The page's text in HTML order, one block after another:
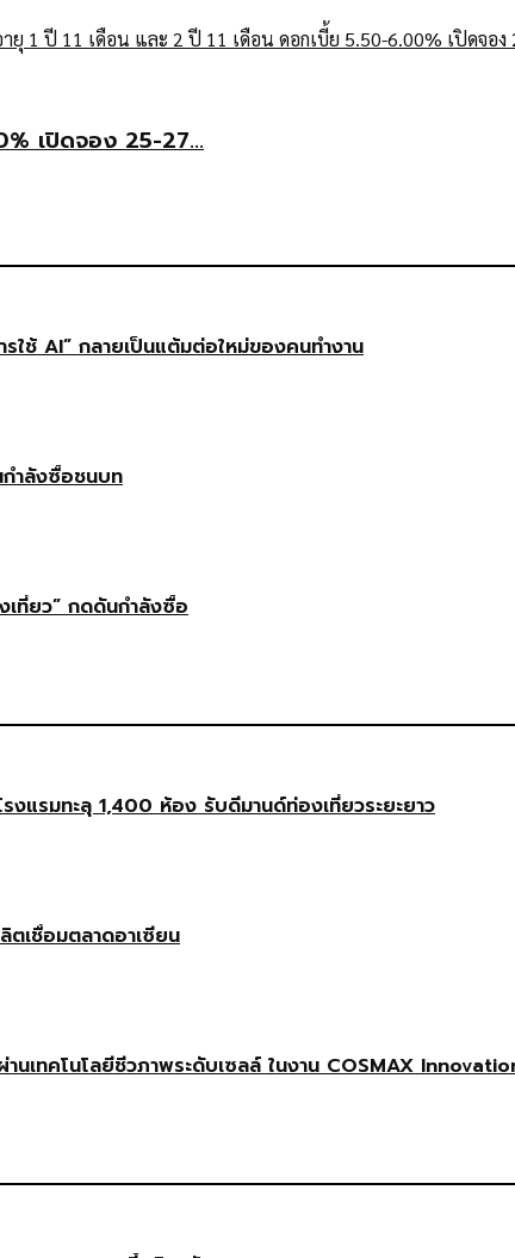
เปิดจอง 25-27...
ใช้ AI” กลายเป็นแต้มต่อใหม่ของคนทำงาน
กำลังซื้อชนบท
เที่ยว” กดดันกำลังซื้อ
รมทะลุ 1,400 ห้อง รับดีมานด์ท่องเที่ยวระยะยาว
เชื่อมตลาดอาเซียน
เทคโนโลยีชีวภาพระดับเซลล์ ในงาน COSMAX